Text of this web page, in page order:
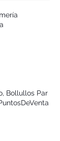
Bollullos Par